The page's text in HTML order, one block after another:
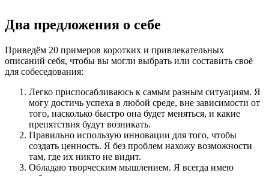
Два предложения о себе
Приведём 20 примеров коротких и привлекательных
описаний себя, чтобы вы могли выбрать или составить своё
для собеседования:
Легко приспосабливаюсь к самым разным ситуациям. Я
могу достичь успеха в любой среде, вне зависимости от
того, насколько быстро она будет меняться, и какие
препятствия будут возникать.
Правильно использую инновации для того, чтобы
создать ценность. Я без проблем нахожу возможности
там, где их никто не видит.
Обладаю творческим мышлением. Я всегда имею